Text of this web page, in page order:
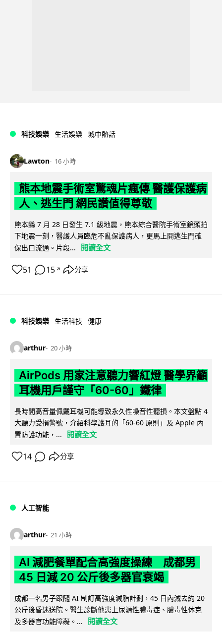
科技娛樂 生活娛樂 城中熱話
Lawton 16 小時
熊本地震手術室驚魂片瘋傳 醫護保護病
人、逃生門 網民讚值得尊敬
熊本縣 7 月 28 日發生 7.1 級地震，熊本綜合醫院手術室鏡頭拍
下地震一刻，醫護人員臨危不亂保護病人，更馬上開逃生門確
保出口流通。片段...
閱讀全文
51 15 ↗ 分享
科技娛樂 生活科技 健康
arthur 20 小時
AirPods 用家注意聽力響紅燈 醫學界籲
耳機用戶謹守「60-60」鐵律
長時間高音量佩戴耳機可能導致永久性噪音性聽損。本文盤點 4
大聽力受損警號，介紹科學護耳的「60-60 原則」及 Apple 內
置防護功能，...
閱讀全文
14 分享
人工智能
arthur 21 小時
AI 減肥餐單配合高強度操練 成都男
45 日減 20 公斤後多器官衰竭
成都一名男子跟隨 AI 制訂高強度減脂計劃，45 日內減去約 20
公斤後昏迷送院。醫生診斷他患上尿源性膿毒症、膿毒性休克
及多器官功能障礙。...
閱讀全文